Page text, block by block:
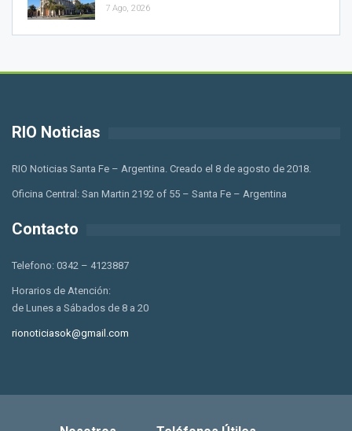
7 Ago, 2026
RIO Noticias
RIO Noticias Santa Fe – Argentina. Creado el 8 de agosto de 2018.
Oficina Central: San Martin 2192 of 55 – Santa Fe – Argentina
Contacto
Telefono: 0342 – 4123887
Horarios de Atención:
de Lunes a Sábados de 8 a 20
rionoticiasok@gmail.com